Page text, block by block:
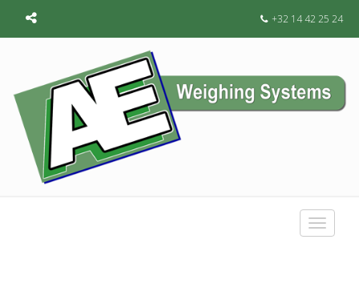
+32 14 42 25 24
Toggle